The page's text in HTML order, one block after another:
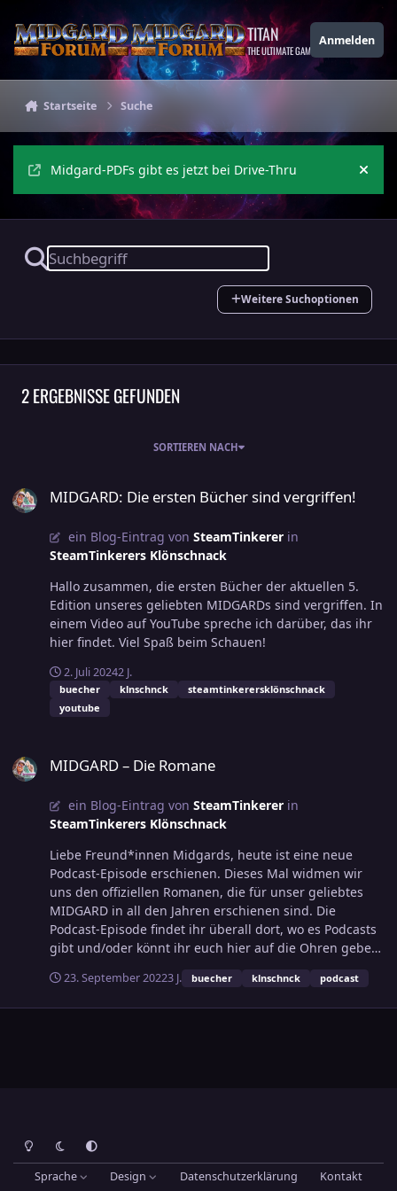
TITAN
THE ULTIMATE GAMING THEME
Anmelden
Startseite Suche
Midgard-PDFs gibt es jetzt bei Drive-Thru
Weitere Suchoptionen
2 ERGEBNISSE GEFUNDEN
SORTIEREN NACH
MIDGARD: Die ersten Bücher sind vergriffen!
ein Blog-Eintrag von SteamTinkererin
SteamTinkerers Klönschnack
Hallo zusammen, die ersten Bücher der aktuellen 5.
Edition unseres geliebten MIDGARDs sind vergriffen. In
einem Video auf YouTube spreche ich darüber, das ihr
hier findet. Viel Spaß beim Schauen!
2. Juli 20242 J.
buecher klnschnck
steamtinkerersklönschnack
youtube
MIDGARD – Die Romane
ein Blog-Eintrag von SteamTinkererin
SteamTinkerers Klönschnack
Liebe Freund*innen Midgards, heute ist eine neue
Podcast-Episode erschienen. Dieses Mal widmen wir
uns den offiziellen Romanen, die für unser geliebtes
MIDGARD in all den Jahren erschienen sind. Die
Podcast-Episode findet ihr überall dort, wo es Podcasts
gibt und/oder könnt ihr euch hier auf die Ohren geben,
23. September 20223 J. buecher klnschnck podcast
Heller ModusDunkler ModusSystemeinstellung
Sprache Design Datenschutzerklärung Kontakt